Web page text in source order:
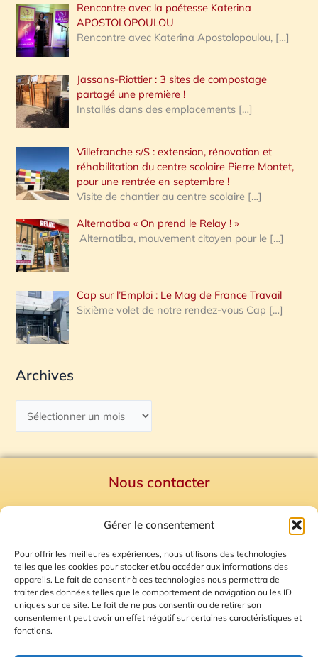
Gérer le consentement
Pour offrir les meilleures expériences, nous utilisons des technologies
telles que les cookies pour stocker et/ou accéder aux informations des
appareils. Le fait de consentir à ces technologies nous permettra de
traiter des données telles que le comportement de navigation ou les ID
uniques sur ce site. Le fait de ne pas consentir ou de retirer son
consentement peut avoir un effet négatif sur certaines caractéristiques et
fonctions.
Rencontre avec la poétesse Katerina
APOSTOLOPOULOU
Rencontre avec Katerina Apostolopoulou, […]
Jassans-Riottier : 3 sites de compostage
partagé une première !
Installés dans des emplacements […]
Villefranche s/S : extension, rénovation et
réhabilitation du centre scolaire Pierre Montet,
pour une rentrée en septembre !
Visite de chantier au centre scolaire […]
Alternatiba « On prend le Relay ! »
Alternatiba, mouvement citoyen pour le […]
Cap sur l’Emploi : Le Mag de France Travail
Sixième volet de notre rendez-vous Cap […]
Archives
Nous contacter
Mentions Légales
Plan du site
Gestion des Cookies